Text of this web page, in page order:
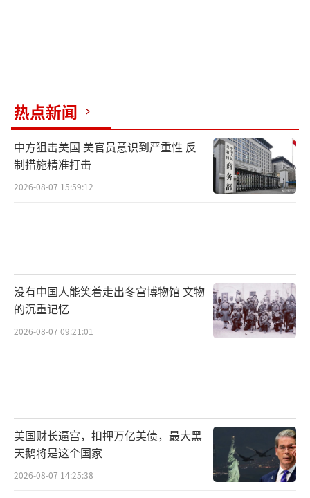
热点新闻
中方狙击美国 美官员意识到严重性 反
制措施精准打击
2026-08-07 15:59:12
没有中国人能笑着走出冬宫博物馆 文物
的沉重记忆
2026-08-07 09:21:01
美国财长逼宫，扣押万亿美债，最大黑
天鹅将是这个国家
2026-08-07 14:25:38